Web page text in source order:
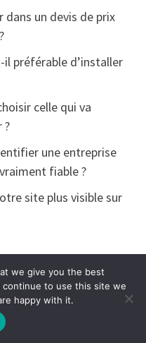
un devis de prix
il préférable d’installer
celle qui va
?
une entreprise
fiable ?
site plus visible sur
sanitaires des
we give you the best
to use this site we
happy with it.